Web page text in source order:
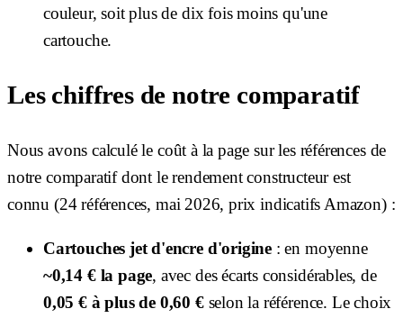
couleur, soit plus de dix fois moins qu'une
cartouche.
Les chiffres de notre comparatif
Nous avons calculé le coût à la page sur les références de
notre comparatif dont le rendement constructeur est
connu (24 références, mai 2026, prix indicatifs Amazon) :
Cartouches jet d'encre d'origine : en moyenne
~0,14 € la page, avec des écarts considérables, de
0,05 € à plus de 0,60 €selon la référence. Le choix